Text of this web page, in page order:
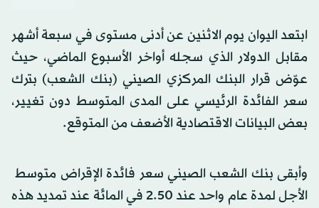
ابتعد اليوان يوم الاثنين عن أدنى مستوى في سبعة أشهر
مقابل الدولار الذي سجله أواخر الأسبوع الماضي، حيث
عوّض قرار البنك المركزي الصيني (بنك الشعب) بترك
سعر الفائدة الرئيسي على المدى المتوسط ​​دون تغيير،
بعض البيانات الاقتصادية الأضعف من المتوقع.
وأبقى بنك الشعب الصيني سعر فائدة الإقراض متوسط ​​
الأجل لمدة عام واحد عند 2.50 في المائة عند تمديد هذه